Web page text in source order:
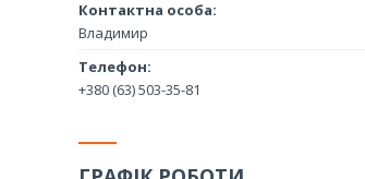
Владимир
+380 (63) 503-35-81